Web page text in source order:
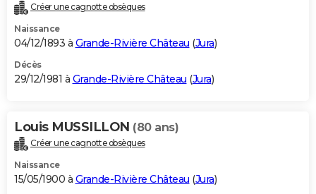
Créer une cagnotte obsèques
Naissance
04/12/1893 à Grande-Rivière Château (Jura)
Décès
29/12/1981 à Grande-Rivière Château (Jura)
Louis MUSSILLON (80 ans)
Créer une cagnotte obsèques
Naissance
15/05/1900 à Grande-Rivière Château (Jura)